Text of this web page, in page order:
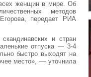
всех женщин в мире. Об
методов
передает РИА
и стран
отпуска — 3-4
быстро выходят на
место», — уточнила